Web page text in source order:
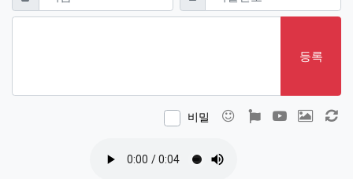
등록
비밀 이모티콘폰트어썸
동영상 이미지